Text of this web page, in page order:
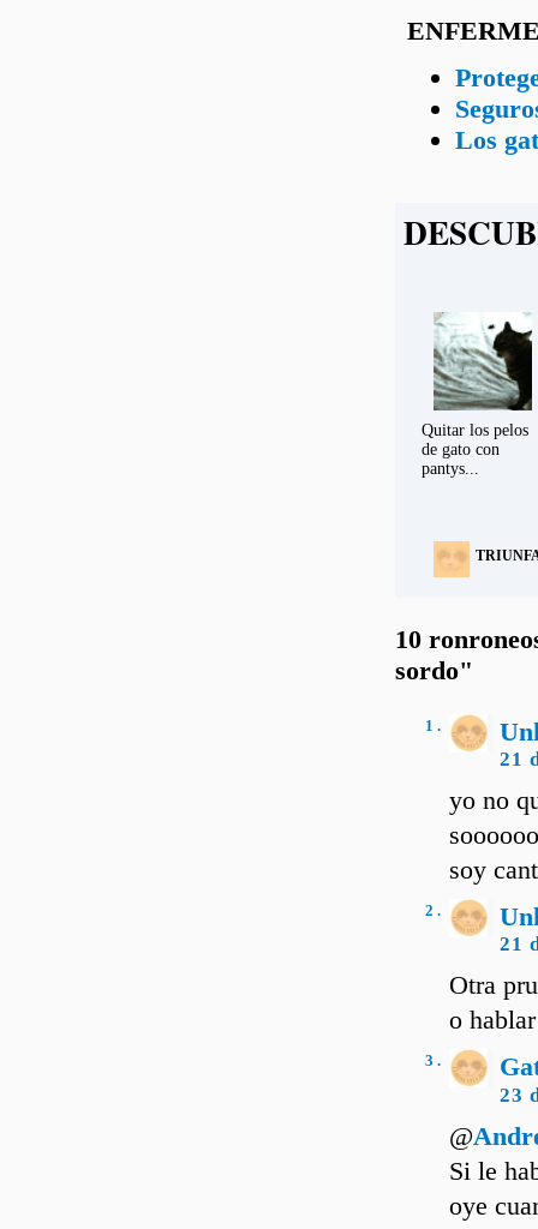
Los
Quitar los pelos
de gato con
pantys...
10
sordo"
1 .
21
yo no
soy
2 .
21
Otra
o
3 .
23
@
Si le
oye